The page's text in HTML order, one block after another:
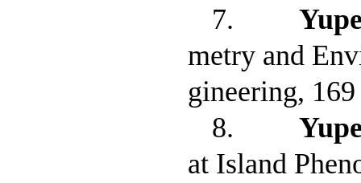
7.
metry and
gineering,
8.
at Island